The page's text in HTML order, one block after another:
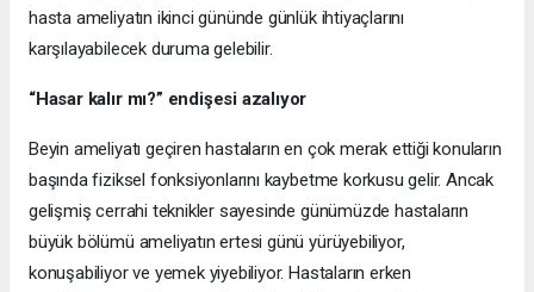
hasta ameliyatın ikinci gününde günlük ihtiyaçlarını
karşılayabilecek duruma gelebilir.
“Hasar kalır mı?” endişesi azalıyor
Beyin ameliyatı geçiren hastaların en çok merak ettiği konuların
başında fiziksel fonksiyonlarını kaybetme korkusu gelir. Ancak
gelişmiş cerrahi teknikler sayesinde günümüzde hastaların
büyük bölümü ameliyatın ertesi günü yürüyebiliyor,
konuşabiliyor ve yemek yiyebiliyor. Hastaların erken